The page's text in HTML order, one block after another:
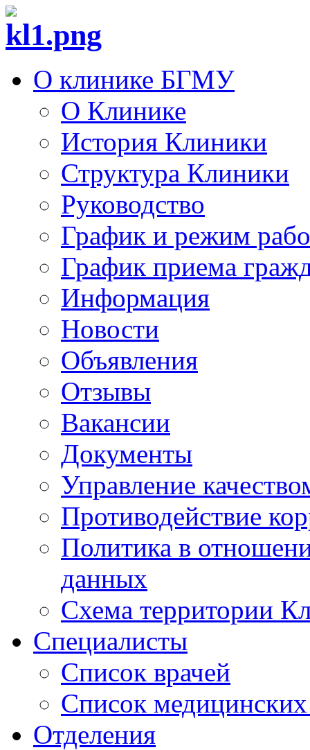
О клинике БГМУ
О Клинике
История Клиники
Структура Клиники
Руководство
График и режим
График приема
Информация
Новости
Объявления
Отзывы
Вакансии
Документы
Управление
Противодействие
Политика в
данных
Схема территории
Специалисты
Список врачей
Список медицинских
Отделения